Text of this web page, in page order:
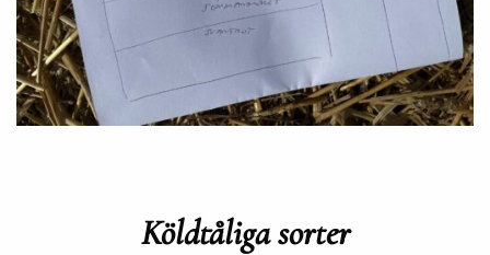
Köldtåliga sorter